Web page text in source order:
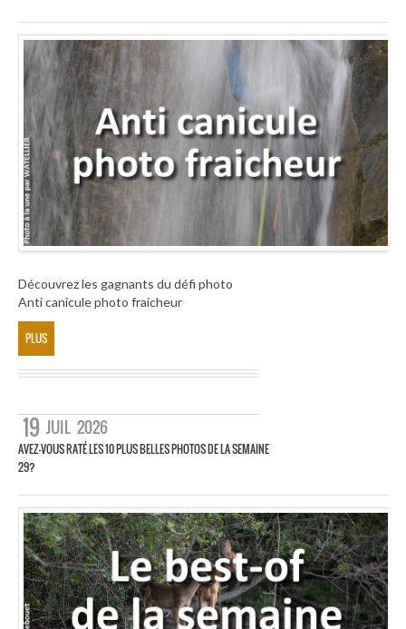
Découvrez les gagnants du défi photo
Anti canicule photo fraicheur
PLUS
19 JUIL 2026
AVEZ-VOUS RATÉ LES 10 PLUS BELLES PHOTOS DE LA SEMAINE
29?